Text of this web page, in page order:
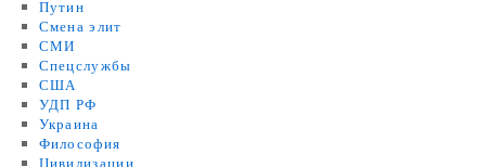
Путин
Смена элит
СМИ
Спецслужбы
США
УДП РФ
Украина
Философия
Цивилизации